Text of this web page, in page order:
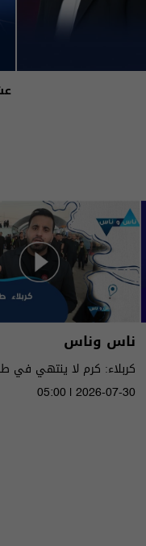
ناس وناس
كربلاء: كرم لا ينتهي في
05:00 | 2026-07-30